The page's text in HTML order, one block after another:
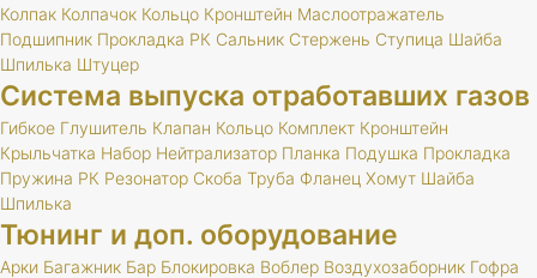
Колпак Колпачок Кольцо Кронштейн Маслоотражатель
Подшипник Прокладка РК Сальник Стержень Ступица Шайба
Шпилька Штуцер
Система выпуска отработавших газов
Гибкое Глушитель Клапан Кольцо Комплект Кронштейн
Крыльчатка Набор Нейтрализатор Планка Подушка Прокладка
Пружина РК Резонатор Скоба Труба Фланец Хомут Шайба
Шпилька
Тюнинг и доп. оборудование
Арки Багажник Бар Блокировка Воблер Воздухозаборник Гофра